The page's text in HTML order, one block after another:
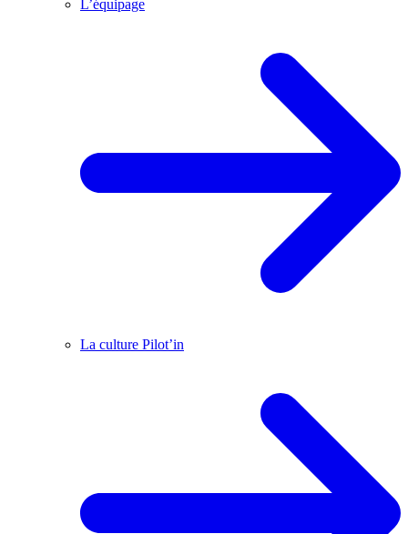
L’équipage
La culture Pilot’in